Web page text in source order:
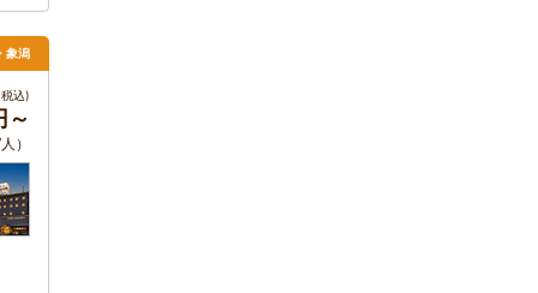
象潟
込)
）